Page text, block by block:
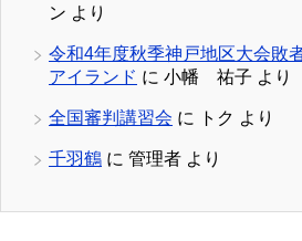
ン より
令和4年度秋季神戸地区大会敗
アイランド に 小幡 祐子 より
全国審判講習会 に トク より
千羽鶴 に 管理者 より